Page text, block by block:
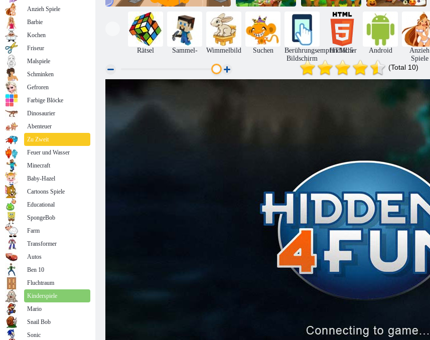
Wimmelbild
Ostern
Rette den Hund
Halloween
versteckte
Objekte
Rätsel Sammel- Wimmelbild Suchen
Berührungsempfindlicher
Bildschirm
HTML5 Android
Anzieh
Spiele
(Total 10)
Anzieh Spiele
Barbie
Kochen
Friseur
Malspiele
Schminken
Gefroren
Farbige Blöcke
Dinosaurier
Abenteuer
Zu Zweit
Feuer und Wasser
Minecraft
Baby-Hazel
Cartoons Spiele
Educational
SpongeBob
Farm
Transformer
Autos
Ben 10
Fluchtraum
Kinderspiele
Mario
Snail Bob
Sonic